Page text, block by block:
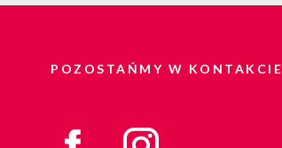
POZOSTAŃMY W KONTAKCIE